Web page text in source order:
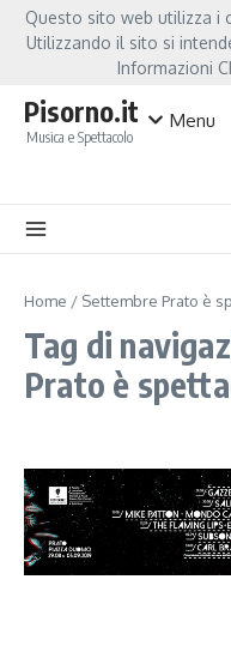
Salta al contenuto
Hot NewsFiorella Mannoia, a
Pisorno.it
Musica e Spettacolo
Menu
Home / Settembre Prato è
Tag di
Prato è
Questo sito web utilizza i
Utilizzando il sito si
Informazioni